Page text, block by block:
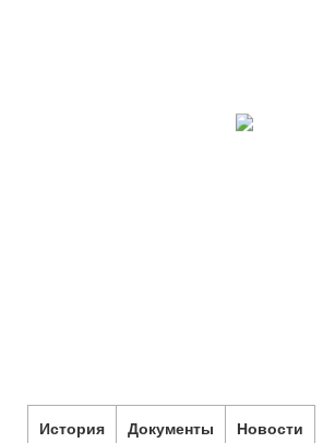
История Документы Новости